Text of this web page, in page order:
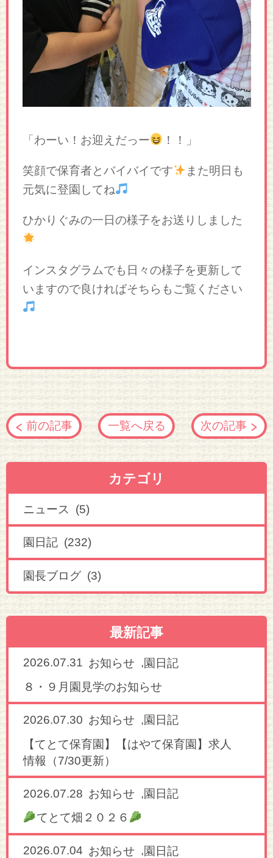
「わーい！お迎えだっー ！！」
笑顔で保育者とバイバイです
また明日も
元気に登園してね
ひかりぐみの一日の様子をお送りしました
インスタグラムでも日々の様子を更新して
いますので良ければそちらもご覧ください
前の記事 一覧へ戻る 次の記事
カテゴリ
ニュース (5)
園日記 (232)
園長ブログ (3)
最新記事
2026.07.31 お知らせ ,園日記
８・９月園見学のお知らせ
2026.07.30 お知らせ ,園日記
【てとて保育園】【はやて保育園】求人
情報（7/30更新）
2026.07.28 お知らせ ,園日記
てとて畑２０２６
2026.07.04 お知らせ ,園日記